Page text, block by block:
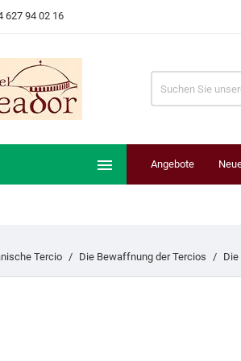
627 94 02 16
 Angebote
Tercio Die Bewaffnung der Tercios